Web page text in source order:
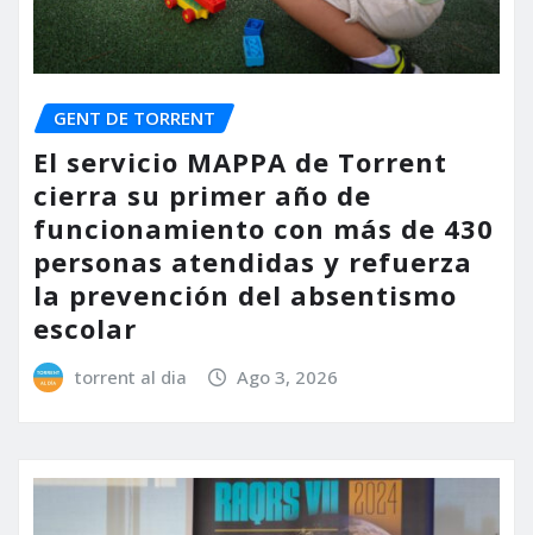
GENT DE TORRENT
El servicio MAPPA de Torrent
cierra su primer año de
funcionamiento con más de 430
personas atendidas y refuerza
la prevención del absentismo
escolar
torrent al dia Ago 3, 2026